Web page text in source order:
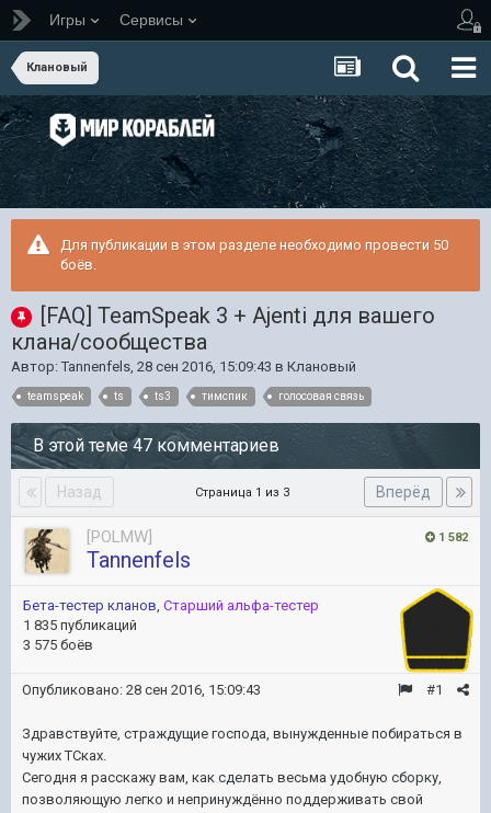
Игры Сервисы
Клановый
Для публикации в этом разделе необходимо провести 50
боёв.
[FAQ] TeamSpeak 3 + Ajenti для вашего
клана/сообщества
Автор: Tannenfels, 28 сен 2016, 15:09:43 в Клановый
teamspeak ts ts3 тимспик голосовая связь
В этой теме 47 комментариев
Назад Вперёд
Страница 1 из 3
1 582
[POLMW]
Tannenfels
Бета-тестер кланов Старший альфа-тестер
1 835 публикаций
3 575 боёв
#1
Опубликовано: 28 сен 2016, 15:09:43
Здравствуйте, страждущие господа, вынужденные побираться в
чужих ТСках.
Сегодня я расскажу вам, как сделать весьма удобную сборку,
позволяющую легко и непринуждённо поддерживать свой